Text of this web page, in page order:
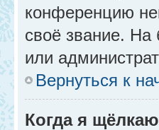
конференцию
своё звание.
или
Вернуться к
Когда я